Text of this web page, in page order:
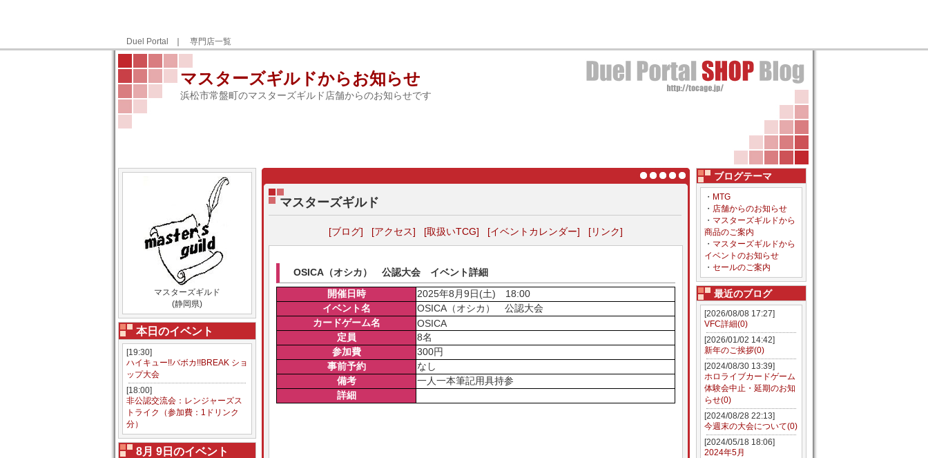
Duel Portal 専門店一覧
マスターズギルドからお知らせ
浜松市常盤町のマスターズギルド店舗からのお知らせです
マスターズギルド
(静岡県)
本日のイベント
[19:30]
ハイキュー!!バボカ!!BREAK ショ
ップ大会
[18:00]
非公認交流会：レンジャーズス
トライク（参加費：1ドリンク
分）
8月 9日のイベント
ブログテーマ
・ MTG
・ 店舗からのお知らせ
・ マスターズギルドから
商品のご案内
・ マスターズギルドから
イベントのお知らせ
・ セールのご案内
最近のブログ
[2026/08/08 17:27]
VFC詳細(0)
[2026/01/02 14:42]
新年のご挨拶(0)
[2024/08/30 13:39]
ホロライブカードゲーム
体験会中止・延期のお知
らせ(0)
[2024/08/28 22:13]
今週末の大会について(0)
[2024/05/18 18:06]
2024年5月
マスターズギルド
[ブログ] [アクセス] [取扱いTCG] [イベントカレンダー] [リンク]
OSICA（オシカ） 公認大会 イベント詳細
開催日時
2025年8月9日(土) 18:00
イベント名
OSICA（オシカ） 公認大会
カードゲーム名
OSICA
定員
8名
参加費
300円
事前予約
なし
備考
一人一本筆記用具持参
詳細